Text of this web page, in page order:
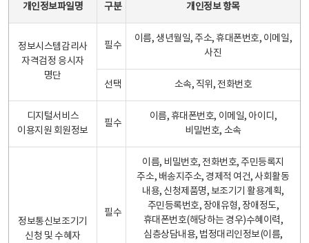
개인정보파일명 구분 개인정보 항목
정보시스템감리사
자격검정 응시자
명단
필수
이름, 생년월일, 주소, 휴대폰번호, 이메일,
사진
선택 소속, 직위, 전화번호
디지털서비스
이용지원 회원정보
필수
이름, 휴대폰번호, 이메일, 아이디,
비밀번호, 소속
정보통신보조기기
신청 및 수혜자
필수
이름, 비밀번호, 전화번호, 주민등록지
주소, 배송지주소, 경제적 여건, 사회활동
내용, 신청제품명, 보조기기 활용계획,
주민등록번호, 장애유형, 장애정도,
휴대폰번호(해당하는 경우)수혜이력,
심층상담내용, 법정대리인정보(이름,